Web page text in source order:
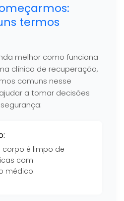
termos
melhor como funciona
clínica de recuperação,
comuns nesse
a tomar decisões
corpo é limpo de
com
médico.